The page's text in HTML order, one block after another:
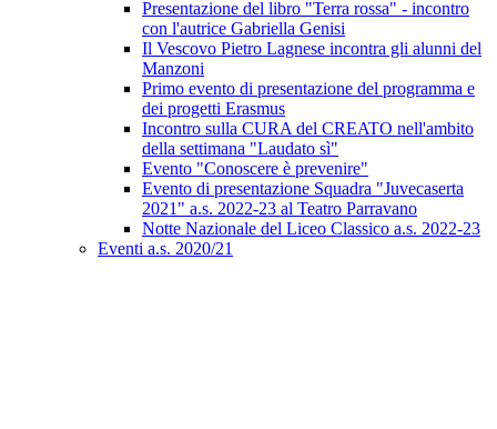
Presentazione del libro "Terra rossa" - incontro
con l'autrice Gabriella Genisi
Il Vescovo Pietro Lagnese incontra gli alunni del
Manzoni
Primo evento di presentazione del programma e
dei progetti Erasmus
Incontro sulla CURA del CREATO nell'ambito
della settimana "Laudato sì"
Evento "Conoscere è prevenire"
Evento di presentazione Squadra "Juvecaserta
2021" a.s. 2022-23 al Teatro Parravano
Notte Nazionale del Liceo Classico a.s. 2022-23
Eventi a.s. 2020/21